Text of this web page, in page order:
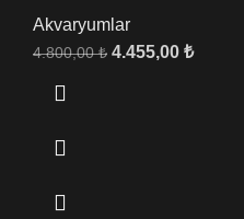
Akvaryumlar
4.800,00₺ 4.455,00 ₺